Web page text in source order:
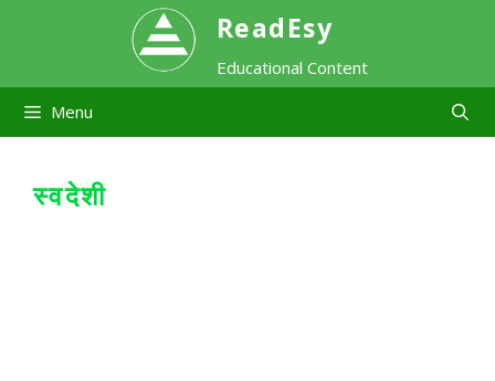
content
ReadEsy
Educational Content
Menu
स्वदेशी